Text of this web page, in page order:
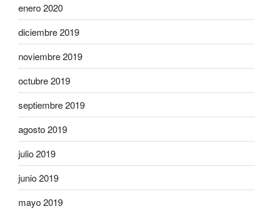
enero 2020
diciembre 2019
noviembre 2019
octubre 2019
septiembre 2019
agosto 2019
julio 2019
junio 2019
mayo 2019